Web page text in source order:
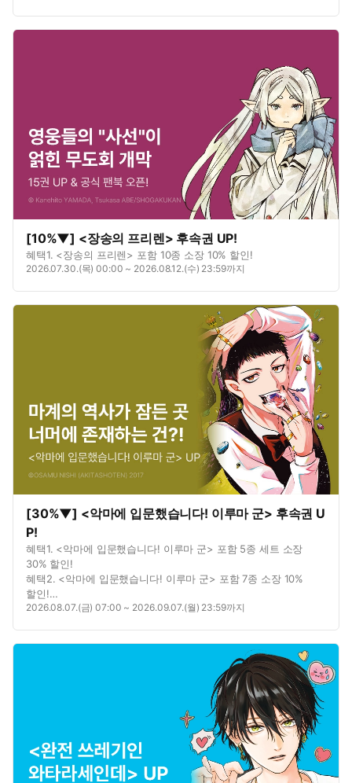
[10%▼] <장송의 프리렌> 후속권 UP!
혜택1. <장송의 프리렌> 포함 10종 소장 10% 할인!
2026.07.30.(목) 00:00 ~ 2026.08.12.(수) 23:59까지
[30%▼] <악마에 입문했습니다! 이루마 군> 후속권 U
P!
혜택1. <악마에 입문했습니다! 이루마 군> 포함 5종 세트 소장
30% 할인!
혜택2. <악마에 입문했습니다! 이루마 군> 포함 7종 소장 10%
할인!
혜택3. <악마에 입문했습니다! 이루마 군> 포함 3종 대여 10%
혜택5. <악마에 입문했습니다! 이루마 군> 연재 포함 6종 총 78화
2026.08.07.(금) 07:00 ~ 2026.09.07.(월) 23:59까지